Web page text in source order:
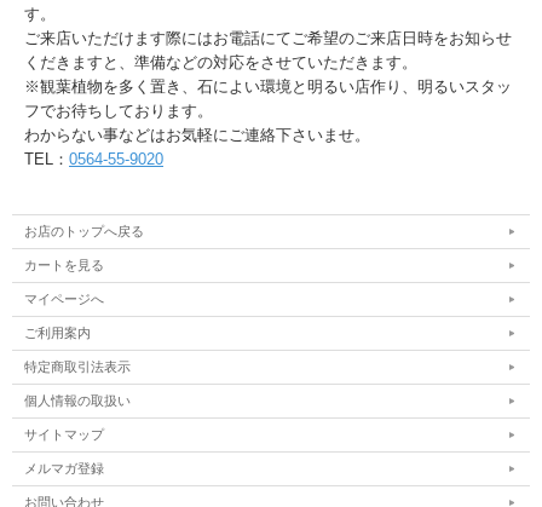
す。
ご来店いただけます際にはお電話にてご希望のご来店日時をお知らせ
くだきますと、準備などの対応をさせていただきます。
※観葉植物を多く置き、石によい環境と明るい店作り、明るいスタッ
フでお待ちしております。
わからない事などはお気軽にご連絡下さいませ。
TEL： 0564-55-9020
お店のトップへ戻る
カートを見る
マイページへ
ご利用案内
特定商取引法表示
個人情報の取扱い
サイトマップ
メルマガ登録
お問い合わせ